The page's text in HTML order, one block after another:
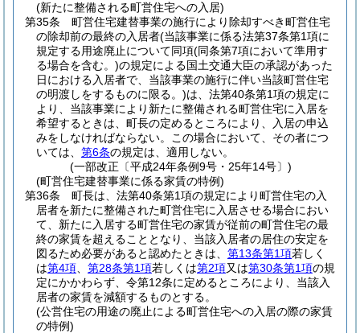
(新たに整備される町営住宅への入居)
第35条
町営住宅建替事業の施行により除却すべき町営住宅
の除却前の最終の入居者(当該事業に係る法第37条第1項に
規定する用途廃止について同項(同条第7項において準用す
る場合を含む。)の規定による国土交通大臣の承認があった
日における入居者で、当該事業の施行に伴い当該町営住宅
の明渡しをするものに限る。)は、法第40条第1項の規定に
より、当該事業により新たに整備される町営住宅に入居を
希望するときは、町長の定めるところにより、入居の申込
みをしなければならない。
この場合において、その者につ
いては、 第6条の規定は、適用しない。
(一部改正〔平成24年条例9号・25年14号〕)
(町営住宅建替事業に係る家賃の特例)
第36条
町長は、法第40条第1項の規定により町営住宅の入
居者を新たに整備された町営住宅に入居させる場合におい
て、新たに入居する町営住宅の家賃が従前の町営住宅の最
終の家賃を超えることとなり、当該入居者の居住の安定を
図るため必要があると認めたときは、 第13条第1項若しく
は第4項 第28条第1項若しくは第2項又は第30条第1項の規
定にかかわらず、令第12条に定めるところにより、当該入
居者の家賃を減額するものとする。
(公営住宅の用途の廃止による町営住宅への入居の際の家賃
の特例)